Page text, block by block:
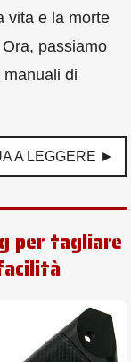
vita e la morte
passiamo
di
A LEGGERE ►
per tagliare